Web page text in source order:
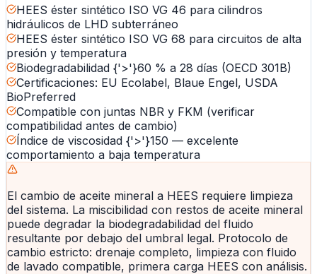
HEES éster sintético ISO VG 46 para cilindros
hidráulicos de LHD subterráneo
HEES éster sintético ISO VG 68 para circuitos de alta
presión y temperatura
Biodegradabilidad {'>'}60 % a 28 días (OECD 301B)
Certificaciones: EU Ecolabel, Blaue Engel, USDA
BioPreferred
Compatible con juntas NBR y FKM (verificar
compatibilidad antes de cambio)
Índice de viscosidad {'>'}150 — excelente
comportamiento a baja temperatura
El cambio de aceite mineral a HEES requiere limpieza
del sistema. La miscibilidad con restos de aceite mineral
puede degradar la biodegradabilidad del fluido
resultante por debajo del umbral legal. Protocolo de
cambio estricto: drenaje completo, limpieza con fluido
de lavado compatible, primera carga HEES con análisis.